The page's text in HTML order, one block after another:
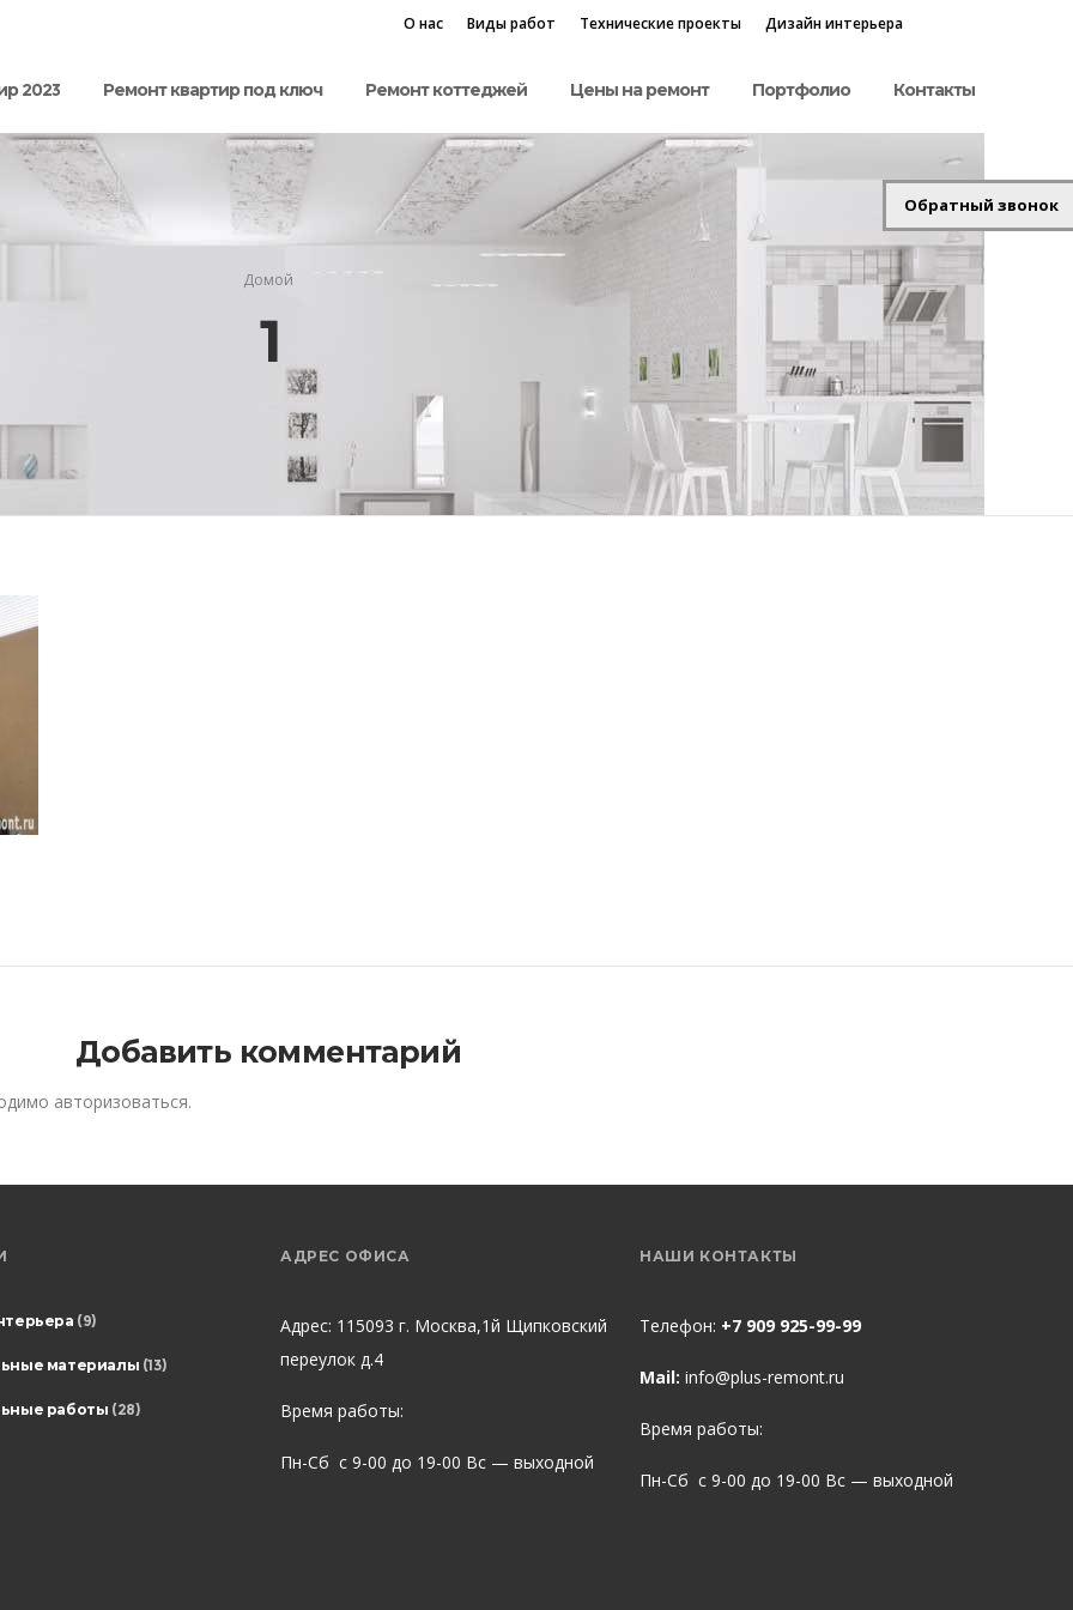
О нас Виды работ Технические проекты Дизайн интерьера
2023 Ремонт квартир под ключ Ремонт коттеджей Цены на ремонт Портфолио Контакты
Домой
1
Добавить комментарий
авторизоваться.
(9)
материалы (13)
работы (28)
АДРЕС ОФИСА
Адрес: 115093 г. Москва,1й Щипковский
переулок д.4
Время работы:
Пн-Сб с 9-00 до 19-00 Вс — выходной
НАШИ КОНТАКТЫ
Телефон: +7 909 925-99-99
Mail: info@plus-remont.ru
Время работы:
Пн-Сб с 9-00 до 19-00 Вс — выходной
Обратный звонок